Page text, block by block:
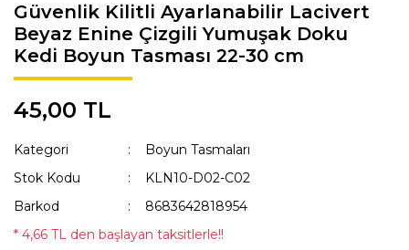
Güvenlik Kilitli Ayarlanabilir Lacivert
Beyaz Enine Çizgili Yumuşak Doku
Kedi Boyun Tasması 22-30 cm
45,00 TL
Kategori
Boyun Tasmaları
Stok Kodu
KLN10-D02-C02
Barkod
8683642818954
* 4,66 TL den başlayan taksitlerle!!